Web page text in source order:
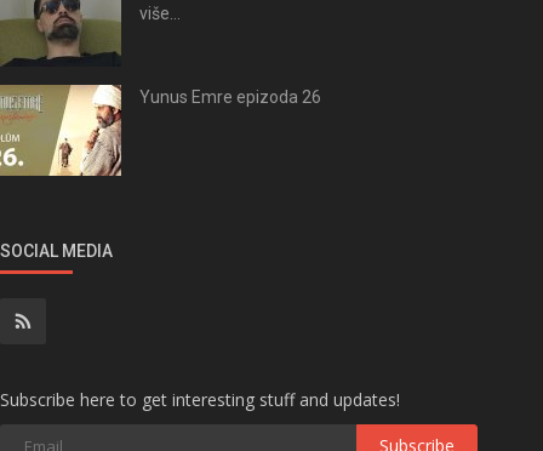
više...
Yunus Emre epizoda 26
SOCIAL MEDIA
Subscribe here to get interesting stuff and updates!
Subscribe